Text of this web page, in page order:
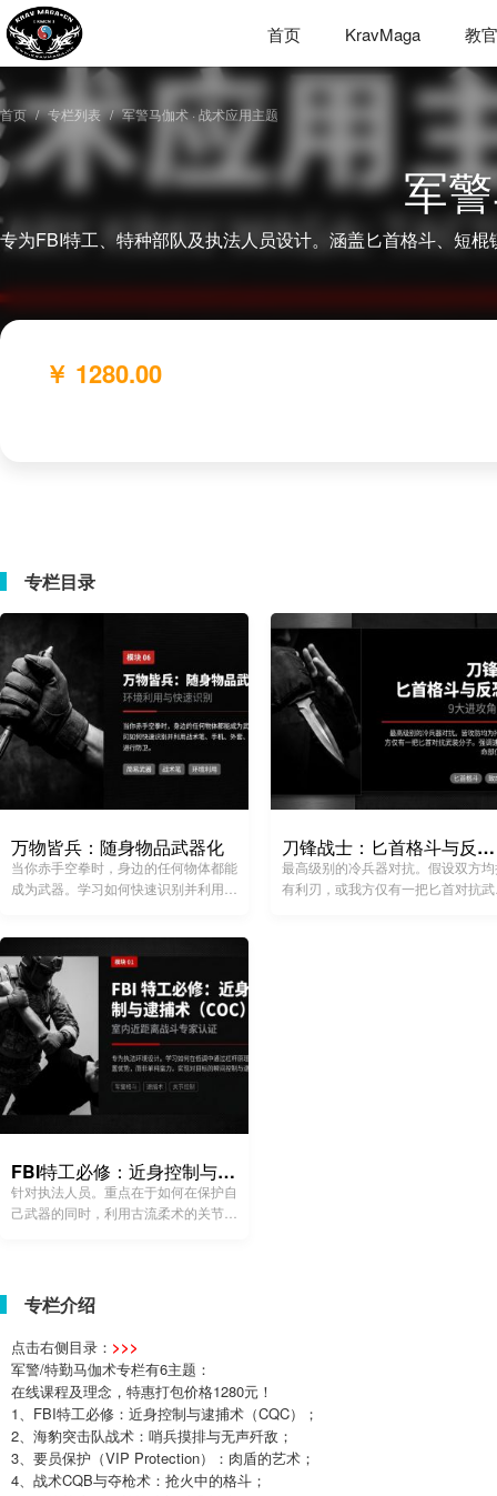
首页 KravMaga 教
首页 专栏列表 军警马伽术 · 战术应用主题
军
￥ 1280.00
专栏目录
万物皆兵：随身物品武器化
当你赤手空拳时，身边的任何物体都能
成为武器。学习如何快速识别并利用战
刀锋战士：匕首格斗与反恐制杀
最高级别的冷兵器对抗。假设双方
有利刃，或我方仅有一把匕首对抗
FBI特工必修：近身控制与逮捕术 (CQC)
针对执法人员。重点在于如何在保护自
己武器的同时，利用古流柔术的关节锁
专栏介绍
点击右侧目录： >>>
军警/特勤马伽术专栏有6主题：
在线课程及理念，特惠打包价格1280元！
1、FBI特工必修：近身控制与逮捕术（CQC）；
2、海豹突击队战术：哨兵摸排与无声歼敌；
3、要员保护（VIP Protection）：肉盾的艺术；
4、战术CQB与夺枪术：抢火中的格斗；